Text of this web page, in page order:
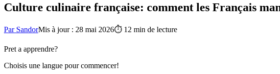
Culture culinaire française: comment les Français
Par SandorMis à jour : 28 mai 2026⏱ 12 min de lecture
Pret a apprendre?
Choisis une langue pour commencer!